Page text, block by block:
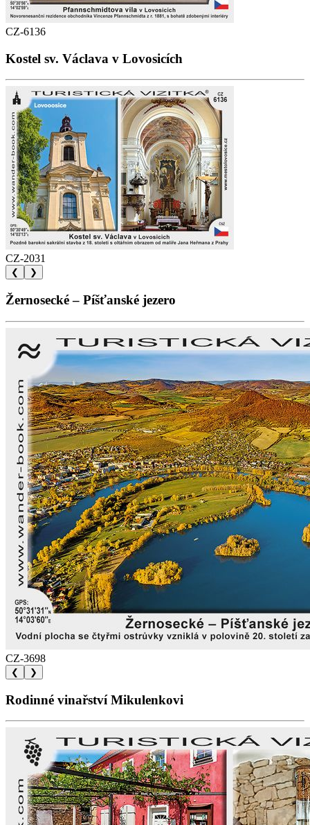
CZ-6136
Kostel sv. Václava v Lovosicích
CZ-2031
❮ ❯
Žernosecké – Píšťanské jezero
CZ-3698
❮ ❯
Rodinné vinařství Mikulenkovi